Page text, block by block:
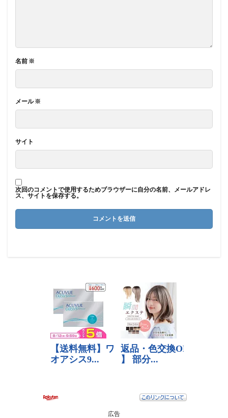
名前 ※
メール※
サイト
次回のコメントで使用するためブラウザーに自分の名前、メールアドレ
ス、サイトを保存する。
広告